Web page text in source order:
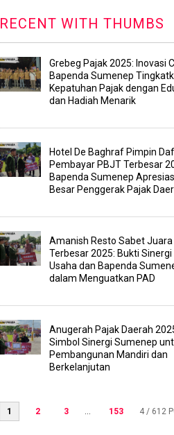
RECENT WITH THUMBS
Grebeg Pajak 2025: Inovasi
Bapenda Sumenep
Kepatuhan Pajak dengan
dan Hadiah Menarik
Hotel De Baghraf Pimpin
Pembayar PBJT Terbesar
Bapenda Sumenep
Besar Penggerak Pajak
Amanish Resto Sabet
Terbesar 2025: Bukti Sinergi
Usaha dan Bapenda
dalam Menguatkan PAD
Anugerah Pajak Daerah
Simbol Sinergi Sumenep
Pembangunan Mandiri dan
Berkelanjutan
1 2 3 ... 153 4/ 612